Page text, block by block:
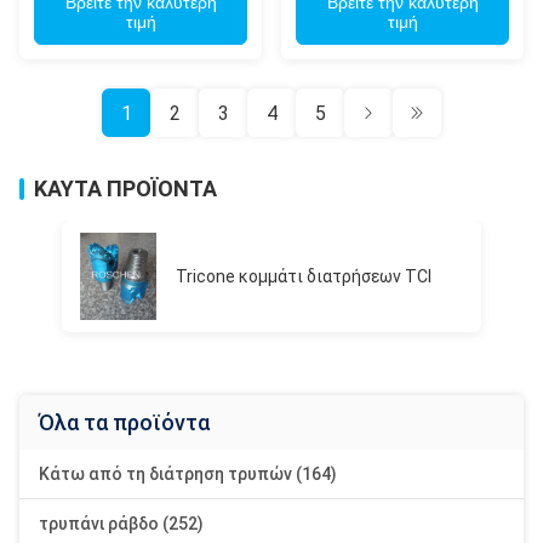
τιμή
τιμή
1 2 3 4 5
ΚΑΥΤΑ ΠΡΟΪΟΝΤΑ
Tricone κομμάτι διατρήσεων TCI
Όλα τα προϊόντα
Κάτω από τη διάτρηση τρυπών (164)
τρυπάνι ράβδο (252)